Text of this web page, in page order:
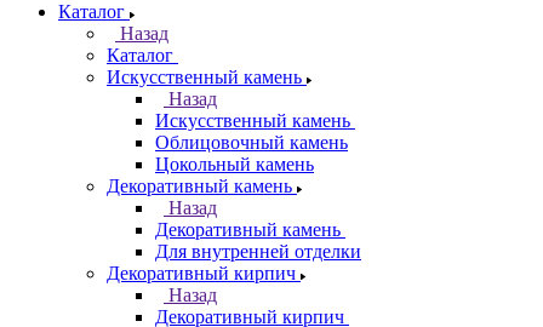
Каталог
Назад
Каталог
Искусственный камень
Назад
Искусственный камень
Облицовочный камень
Цокольный камень
Декоративный камень
Назад
Декоративный камень
Для внутренней отделки
Декоративный кирпич
Назад
Декоративный кирпич